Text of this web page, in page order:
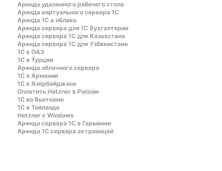
Аренда удаленного рабочего стола
Аренда виртуального сервера 1С
Аренда 1С в облаке
Аренда сервера для 1С Бухгалтерии
Аренда сервера 1С для Казахстана
Аренда сервера 1С для Узбекистане
1C в ОАЭ
1C в Турции
Аренда облачного сервера
1С в Армении
1С в Азербайджане
Оплатить Hetzner в России
1С во Вьетнаме
1С в Тайланде
Hetzner c Windows
Аренда сервера 1С в Германии
Аренда 1С сервера за границей